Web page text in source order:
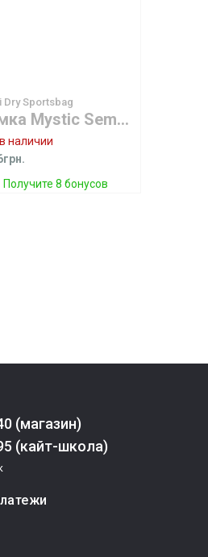
Dry Sportsbag
Сумка Mystic Semi Dry Sportsbag Black
наличии
Получите 8 бонусов
(магазин)
(кайт-школа)